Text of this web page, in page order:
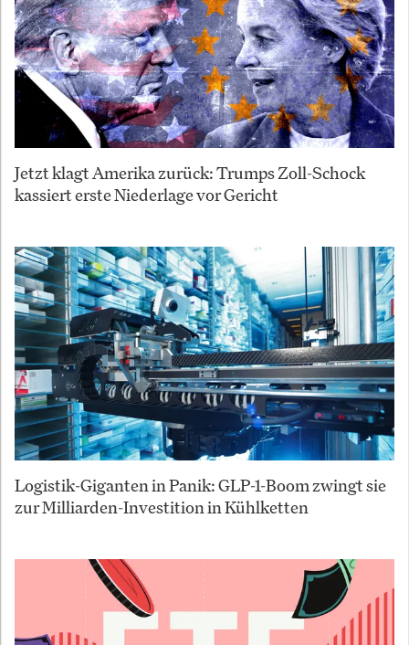
Jetzt klagt Amerika zurück: Trumps Zoll-Schock
kassiert erste Niederlage vor Gericht
Logistik-Giganten in Panik: GLP-1-Boom zwingt sie
zur Milliarden-Investition in Kühlketten